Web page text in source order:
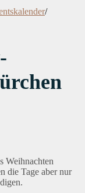
/
Weihnachten
die Tage aber nur